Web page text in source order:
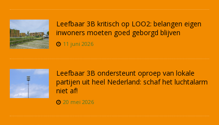
Leefbaar 3B kritisch op LOO2: belangen eigen
inwoners moeten goed geborgd blijven
11 juni 2026
Leefbaar 3B ondersteunt oproep van lokale
partijen uit heel Nederland: schaf het luchtalarm
niet af!
20 mei 2026